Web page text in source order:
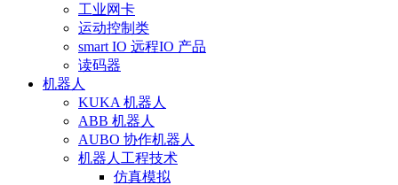
工业网卡
运动控制类
smart IO 远程IO 产品
读码器
机器人
KUKA 机器人
ABB 机器人
AUBO 协作机器人
机器人工程技术
仿真模拟